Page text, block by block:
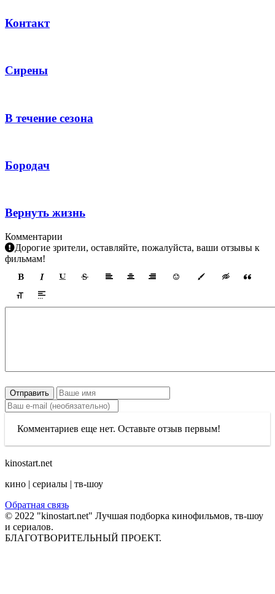
Контакт
Сирены
В течение сезона
Бородач
Вернуть жизнь
Комментарии
Дорогие зрители, оставляйте, пожалуйста, ваши отзывы к
фильмам!
Отправить
Комментариев еще нет. Оставьте отзыв первым!
kinostart.net
кино | сериалы | тв-шоу
Обратная связь
© 2022 "kinostart.net" Лучшая подборка кинофильмов, тв-шоу
и сериалов.
БЛАГОТВОРИТЕЛЬНЫЙ ПРОЕКТ.